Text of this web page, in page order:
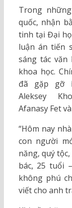
Trong
quốc, nhận
tinh tại Đại
luận án tiến
sáng tác
khoa học.
đã gặp gỡ
Aleksey
Afanasy Fet
“Hôm nay
con người
năng, quý
bác, 25 tuổi
không phú
viết cho anh